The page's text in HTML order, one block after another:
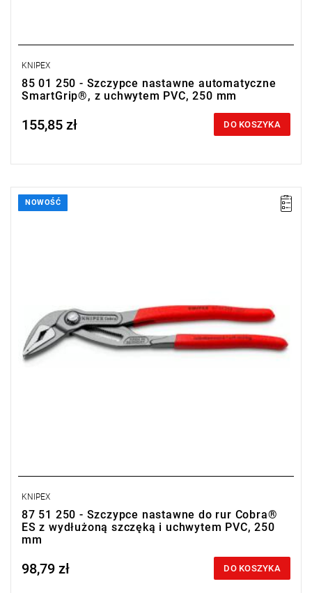
KNIPEX
85 01 250 - Szczypce nastawne automatyczne
SmartGrip®, z uchwytem PVC, 250 mm
Price tax included
155,85 zł DO KOSZYKA
• Wymiary (dł. x szer. x wys.): 250 x 96 x 52 mm
NOWOŚĆ
KNIPEX
87 51 250 - Szczypce nastawne do rur Cobra®
ES z wydłużoną szczęką i uchwytem PVC, 250
mm
Price tax included
98,79 zł DO KOSZYKA